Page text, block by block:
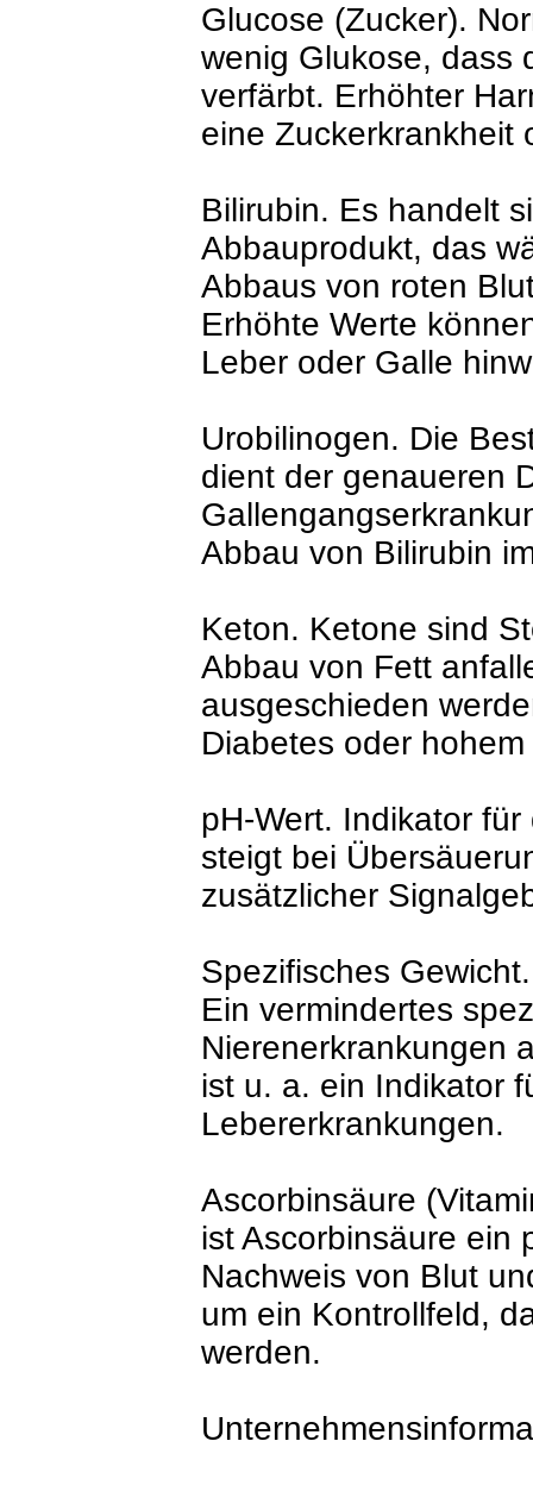
Glucose (Zucker).
wenig Glukose, dass
verfärbt. Erhöhter
eine Zuckerkrankheit
Bilirubin. Es handelt
Abbauprodukt, das
Abbaus von roten
Erhöhte Werte
Leber oder Galle
Urobilinogen. Die
dient der genaueren
Abbau von Bilirubin
Keton. Ketone sind
Abbau von Fett
ausgeschieden
Diabetes oder
pH-Wert. Indikator
steigt bei
zusätzlicher
Spezifisches
Ein vermindertes
Nierenerkrankungen
ist u. a. ein Indikator
Lebererkrankungen.
Ascorbinsäure
ist Ascorbinsäure ein
Nachweis von Blut
um ein Kontrollfeld,
werden.